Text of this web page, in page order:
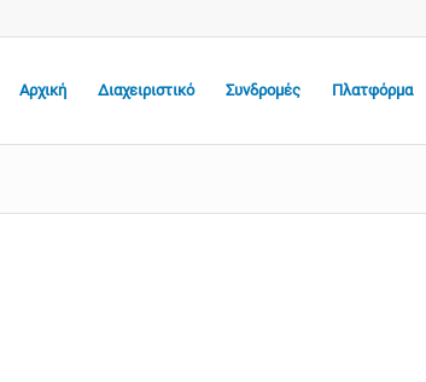
Αρχική Διαχειριστικό Συνδρομές Πλατφόρμα